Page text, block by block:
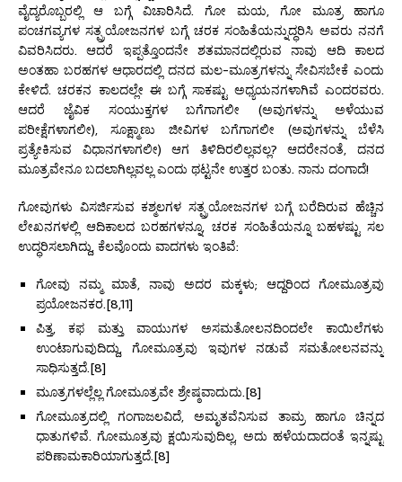
ವೈದ್ಯರೊಬ್ಬರಲ್ಲಿ ಆ ಬಗ್ಗೆ ವಿಚಾರಿಸಿದೆ. ಗೋ ಮಯ, ಗೋ ಮೂತ್ರ ಹಾಗೂ
ಪಂಚಗವ್ಯಗಳ ಸತ್ಪ್ರಯೋಜನಗಳ ಬಗ್ಗೆ ಚರಕ ಸಂಹಿತೆಯನ್ನುದ್ಧರಿಸಿ ಅವರು ನನಗೆ
ವಿವರಿಸಿದರು. ಆದರೆ ಇಪ್ಪತ್ತೊಂದನೇ ಶತಮಾನದಲ್ಲಿರುವ ನಾವು ಆದಿ ಕಾಲದ
ಅಂತಹಾ ಬರಹಗಳ ಆಧಾರದಲ್ಲಿ ದನದ ಮಲ-ಮೂತ್ರಗಳನ್ನು ಸೇವಿಸಬೇಕೆ ಎಂದು
ಕೇಳಿದೆ. ಚರಕನ ಕಾಲದಲ್ಲೇ ಈ ಬಗ್ಗೆ ಸಾಕಷ್ಟು ಅಧ್ಯಯನಗಳಾಗಿವೆ ಎಂದರವರು.
ಆದರೆ ಜೈವಿಕ ಸಂಯುಕ್ತಗಳ ಬಗೆಗಾಗಲೀ (ಅವುಗಳನ್ನು ಅಳೆಯುವ
ಪರೀಕ್ಷೆಗಳಾಗಲೀ), ಸೂಕ್ಷ್ಮಾಣು ಜೀವಿಗಳ ಬಗೆಗಾಗಲೀ (ಅವುಗಳನ್ನು ಬೆಳೆಸಿ
ಪ್ರತ್ಯೇಕಿಸುವ ವಿಧಾನಗಳಾಗಲೀ) ಆಗ ತಿಳಿದಿರಲಿಲ್ಲವಲ್ಲ? ಆದರೇನಂತೆ, ದನದ
ಮೂತ್ರವೇನೂ ಬದಲಾಗಿಲ್ಲವಲ್ಲ ಎಂದು ಥಟ್ಟನೇ ಉತ್ತರ ಬಂತು. ನಾನು ದಂಗಾದೆ!
ಗೋವುಗಳು ವಿಸರ್ಜಿಸುವ ಕಶ್ಮಲಗಳ ಸತ್ಪ್ರಯೋಜನಗಳ ಬಗ್ಗೆ ಬರೆದಿರುವ ಹೆಚ್ಚಿನ
ಲೇಖನಗಳಲ್ಲಿ ಆದಿಕಾಲದ ಬರಹಗಳನ್ನೂ, ಚರಕ ಸಂಹಿತೆಯನ್ನೂ ಬಹಳಷ್ಟು ಸಲ
ಉದ್ಧರಿಸಲಾಗಿದ್ದು, ಕೆಲವೊಂದು ವಾದಗಳು ಇಂತಿವೆ:
ಗೋವು ನಮ್ಮ ಮಾತೆ, ನಾವು ಅದರ ಮಕ್ಕಳು; ಆದ್ದರಿಂದ ಗೋಮೂತ್ರವು
ಪ್ರಯೋಜನಕರ.[8,11]
ಪಿತ್ತ, ಕಫ ಮತ್ತು ವಾಯುಗಳ ಅಸಮತೋಲನದಿಂದಲೇ ಕಾಯಿಲೆಗಳು
ಉಂಟಾಗುವುದಿದ್ದು, ಗೋಮೂತ್ರವು ಇವುಗಳ ನಡುವೆ ಸಮತೋಲನವನ್ನು
ಸಾಧಿಸುತ್ತದೆ.[8]
ಮೂತ್ರಗಳಲ್ಲೆಲ್ಲ ಗೋಮೂತ್ರವೇ ಶ್ರೇಷ್ಠವಾದುದು.[8]
ಗೋಮೂತ್ರದಲ್ಲಿ ಗಂಗಾಜಲವಿದೆ, ಅಮೃತವೆನಿಸುವ ತಾಮ್ರ ಹಾಗೂ ಚಿನ್ನದ
ಧಾತುಗಳಿವೆ. ಗೋಮೂತ್ರವು ಕ್ಷಯಿಸುವುದಿಲ್ಲ, ಅದು ಹಳೆಯದಾದಂತೆ ಇನ್ನಷ್ಟು
ಪರಿಣಾಮಕಾರಿಯಾಗುತ್ತದೆ.[8]